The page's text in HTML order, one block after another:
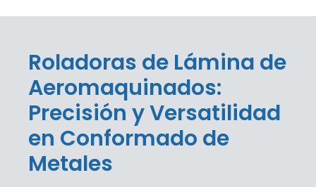
Roladoras de Lámina de
Aeromaquinados:
Precisión y Versatilidad
en Conformado de
Metales